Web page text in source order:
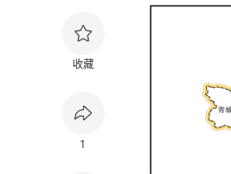
收藏
1